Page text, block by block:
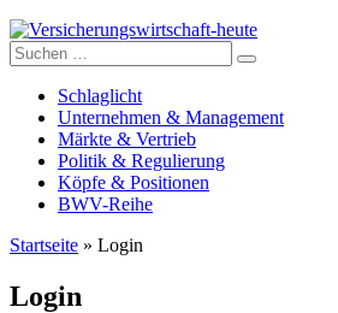
Versicherungswirtschaft-heute
Suche
nach:
Schlaglicht
Unternehmen & Management
Märkte & Vertrieb
Politik & Regulierung
Köpfe & Positionen
BWV-Reihe
Startseite » Login
Login